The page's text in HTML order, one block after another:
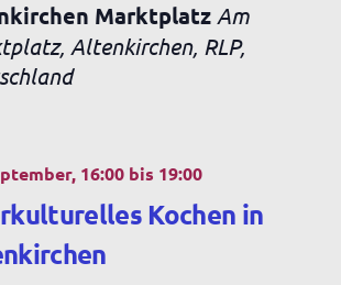
Marktplatz Am
Altenkirchen, RLP,
Kochen in
16:00bis 19:00